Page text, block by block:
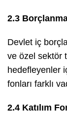
2.3
Devlet iç
ve özel sektör
hedefleyenler
fonları farklı
2.4 Katılım